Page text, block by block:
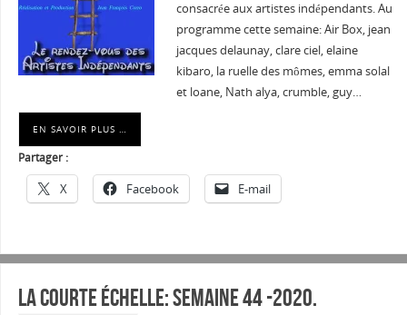
consacrée aux artistes indépendants. Au
programme cette semaine: Air Box, jean
jacques delaunay, clare ciel, elaine
kibaro, la ruelle des mômes, emma solal
et loane, Nath alya, crumble, guy…
EN SAVOIR PLUS …
Partager :
X Facebook E-mail
La courte échelle: semaine 44 -2020.